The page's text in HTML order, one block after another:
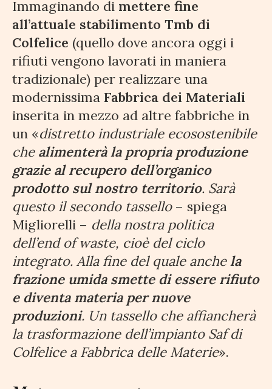
Immaginando di mettere fine
all’attuale stabilimento Tmb di
Colfelice (quello dove ancora oggi i
rifiuti vengono lavorati in maniera
tradizionale) per realizzare una
modernissima Fabbrica dei Materiali
inserita in mezzo ad altre fabbriche in
un «distretto industriale ecosostenibile
che alimenterà la propria produzione
grazie al recupero dell’organico
prodotto sul nostro territorio. Sarà
questo il secondo tassello– spiega
Migliorelli – della nostra politica
dell’end of waste, cioè del ciclo
integrato. Alla fine del quale anchela
frazione umida smette di essere rifiuto
e diventa materia per nuove
produzioni. Un tassello che affiancherà
la trasformazione dell’impianto Saf di
Colfelice a Fabbrica delle Materie».